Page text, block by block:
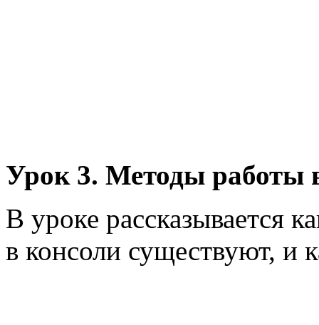
Урок 3. Методы работы
В уроке рассказывается
в консоли существуют, и